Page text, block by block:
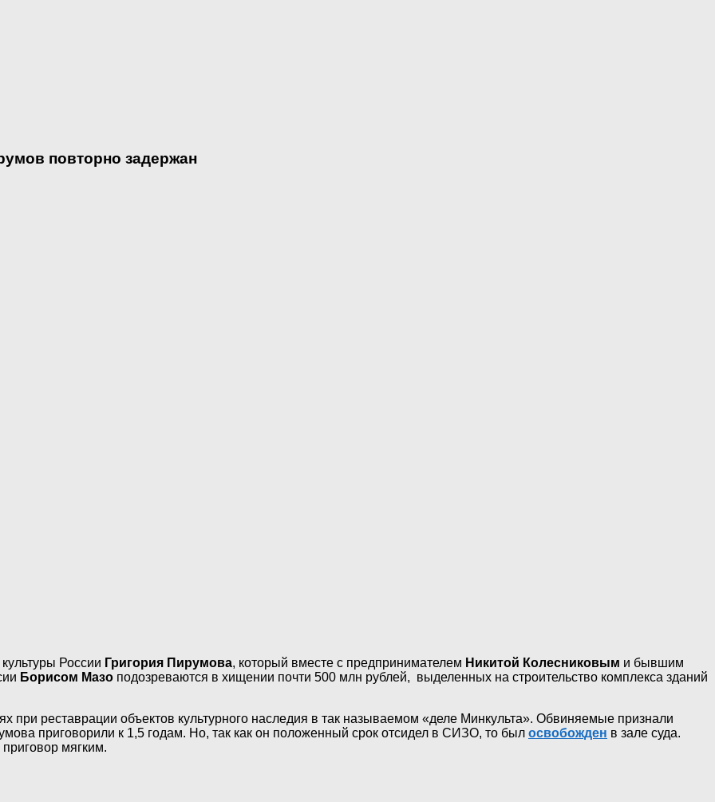
повторно задержан
России Григория Пирумова, который вместе с предпринимателем Никитой Колесниковым и бывшим
Борисом Мазо подозреваются в хищении почти 500 млн рублей, выделенных на строительство комплекса зданий
реставрации объектов культурного наследия в так называемом «деле Минкульта». Обвиняемые признали
приговорили к 1,5 годам. Но, так как он положенный срок отсидел в СИЗО, то был освобожден в зале суда.
мягким.